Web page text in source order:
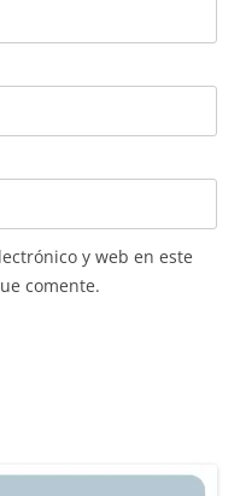
y web en este
comente.